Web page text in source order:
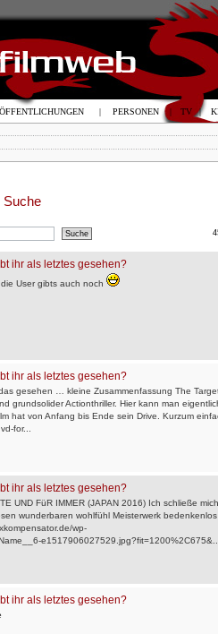
Suche
ihr als letztes gesehen?
User gibts auch noch
ihr als letztes gesehen?
gesehen … kleine Zusammenfassung The
grundsolider Actionthriller. Hier kann man
hat von Anfang bis Ende sein Drive. Kurzum
for...
ihr als letztes gesehen?
UND FüR IMMER (JAPAN 2016) Ich schließe mich
wunderbaren wohlfühl Meisterwerk
wp-
ihr als letztes gesehen?
| PERSONEN | TV |